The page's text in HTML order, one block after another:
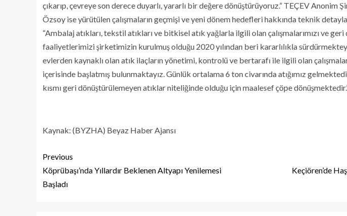
çıkarıp, çevreye son derece duyarlı, yararlı bir değere dönüştürüyoruz.” TEÇEV Anonim
Özsoy ise yürütülen çalışmaların geçmişi ve yeni dönem hedefleri hakkında teknik
“Ambalaj atıkları, tekstil atıkları ve bitkisel atık yağlarla ilgili olan çalışmalarımızı ve
faaliyetlerimizi şirketimizin kurulmuş olduğu 2020 yılından beri kararlılıkla
evlerden kaynaklı olan atık ilaçların yönetimi, kontrolü ve bertarafı ile ilgili olan
içerisinde başlatmış bulunmaktayız. Günlük ortalama 6 ton civarında atığımız
kısmı geri dönüştürülemeyen atıklar niteliğinde olduğu için maalesef çöpe
Kaynak: (BYZHA) Beyaz Haber Ajansı
Previous
Köprübaşı’nda Yıllardır Beklenen Altyapı Yenilemesi
Başladı
Keçiören’de